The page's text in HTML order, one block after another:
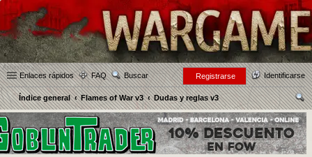
Enlaces rápidos FAQ Buscar Identificarse
Registrarse
Índice general Flames of War v3
Dudas y reglas v3
us
car